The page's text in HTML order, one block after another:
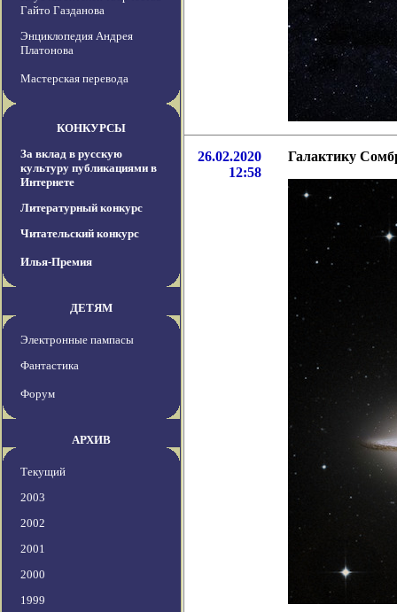
Гайто Газданова
Энциклопедия Андрея
Платонова
Мастерская перевода
КОНКУРСЫ
За вклад в русскую
культуру публикациями в
Интернете
Литературный конкурс
Читательский конкурс
Илья-Премия
ДЕТЯМ
Электронные пампасы
Фантастика
Форум
АРХИВ
Текущий
2003
2002
2001
2000
1999
26.02.2020
12:58
Галактику